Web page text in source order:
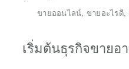
ขายออนไลน์, ขายอะไรดี
เริ่มต้นธุรกิจขายอ